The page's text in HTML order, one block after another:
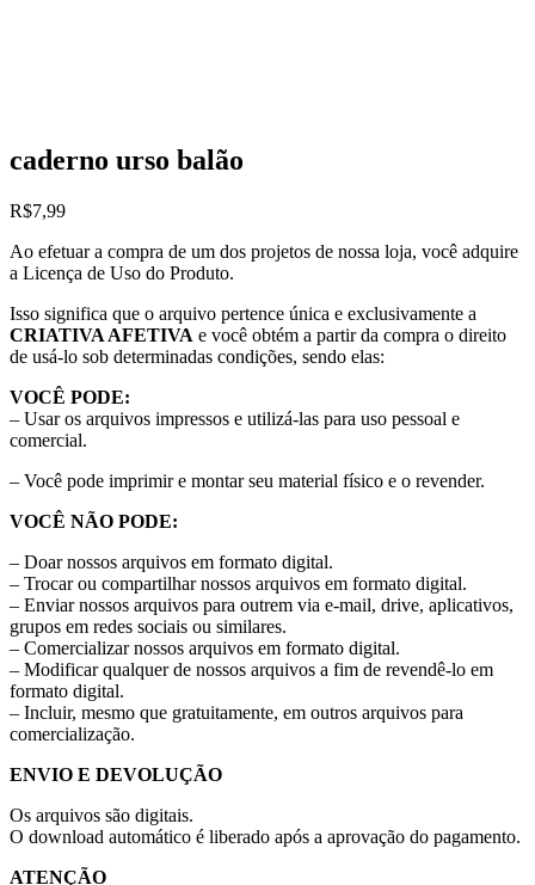
caderno urso balão
R$7,99
Ao efetuar a compra de um dos projetos de nossa loja, você adquire
a Licença de Uso do Produto.
Isso significa que o arquivo pertence única e exclusivamente a
CRIATIVA AFETIVA e você obtém a partir da compra o direito
de usá-lo sob determinadas condições, sendo elas:
VOCÊ PODE:
– Usar os arquivos impressos e utilizá-las para uso pessoal e
comercial.
– Você pode imprimir e montar seu material físico e o revender.
VOCÊ NÃO PODE:
– Doar nossos arquivos em formato digital.
– Trocar ou compartilhar nossos arquivos em formato digital.
– Enviar nossos arquivos para outrem via e-mail, drive, aplicativos,
grupos em redes sociais ou similares.
– Comercializar nossos arquivos em formato digital.
– Modificar qualquer de nossos arquivos a fim de revendê-lo em
formato digital.
– Incluir, mesmo que gratuitamente, em outros arquivos para
comercialização.
ENVIO E DEVOLUÇÃO
Os arquivos são digitais.
O download automático é liberado após a aprovação do pagamento.
ATENÇÃO